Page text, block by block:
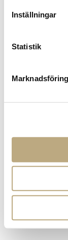
Inställningar
Statistik
Marknadsföring
Om du har